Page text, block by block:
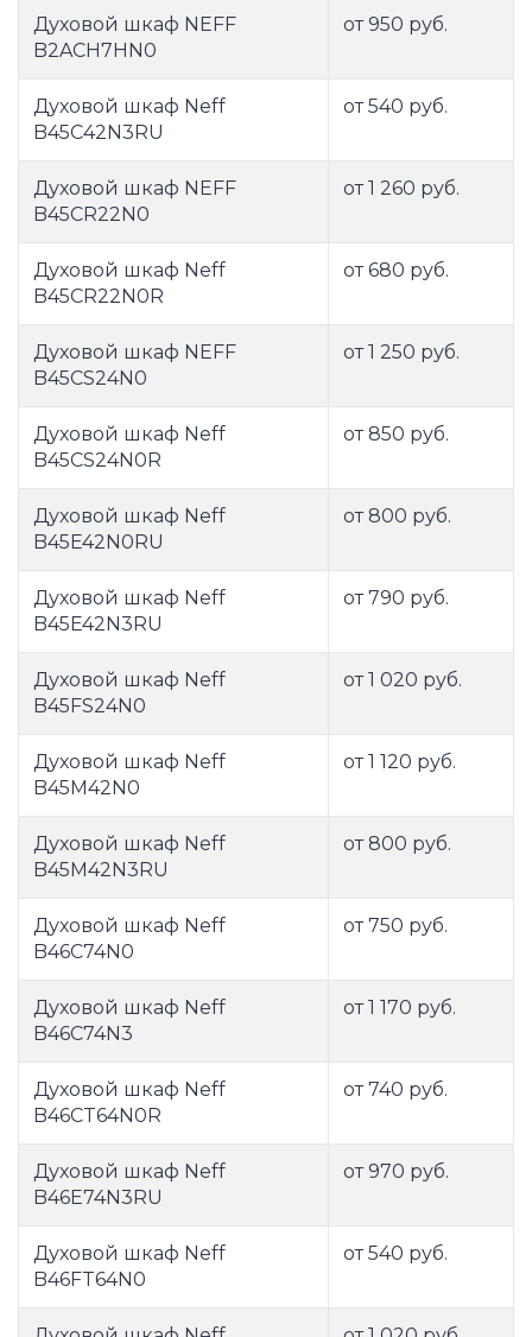
Духовой шкаф NEFF
B2ACH7HN0
от 950 руб.
Духовой шкаф Neff
B45C42N3RU
от 540 руб.
Духовой шкаф NEFF
B45CR22N0
от 1 260 руб.
Духовой шкаф Neff
B45CR22N0R
от 680 руб.
Духовой шкаф NEFF
B45CS24N0
от 1 250 руб.
Духовой шкаф Neff
B45CS24N0R
от 850 руб.
Духовой шкаф Neff
B45E42N0RU
от 800 руб.
Духовой шкаф Neff
B45E42N3RU
от 790 руб.
Духовой шкаф Neff
B45FS24N0
от 1 020 руб.
Духовой шкаф Neff
B45M42N0
от 1 120 руб.
Духовой шкаф Neff
B45M42N3RU
от 800 руб.
Духовой шкаф Neff
B46C74N0
от 750 руб.
Духовой шкаф Neff
B46C74N3
от 1 170 руб.
Духовой шкаф Neff
B46CT64N0R
от 740 руб.
Духовой шкаф Neff
B46E74N3RU
от 970 руб.
Духовой шкаф Neff
B46FT64N0
от 540 руб.